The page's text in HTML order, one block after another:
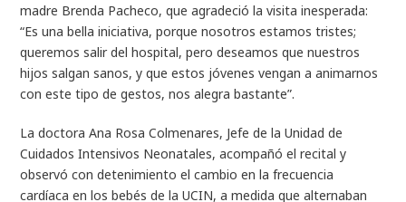
madre Brenda Pacheco, que agradeció la visita inesperada:
“Es una bella iniciativa, porque nosotros estamos tristes;
queremos salir del hospital, pero deseamos que nuestros
hijos salgan sanos, y que estos jóvenes vengan a animarnos
con este tipo de gestos, nos alegra bastante”.
La doctora Ana Rosa Colmenares, Jefe de la Unidad de
Cuidados Intensivos Neonatales, acompañó el recital y
observó con detenimiento el cambio en la frecuencia
cardíaca en los bebés de la UCIN, a medida que alternaban